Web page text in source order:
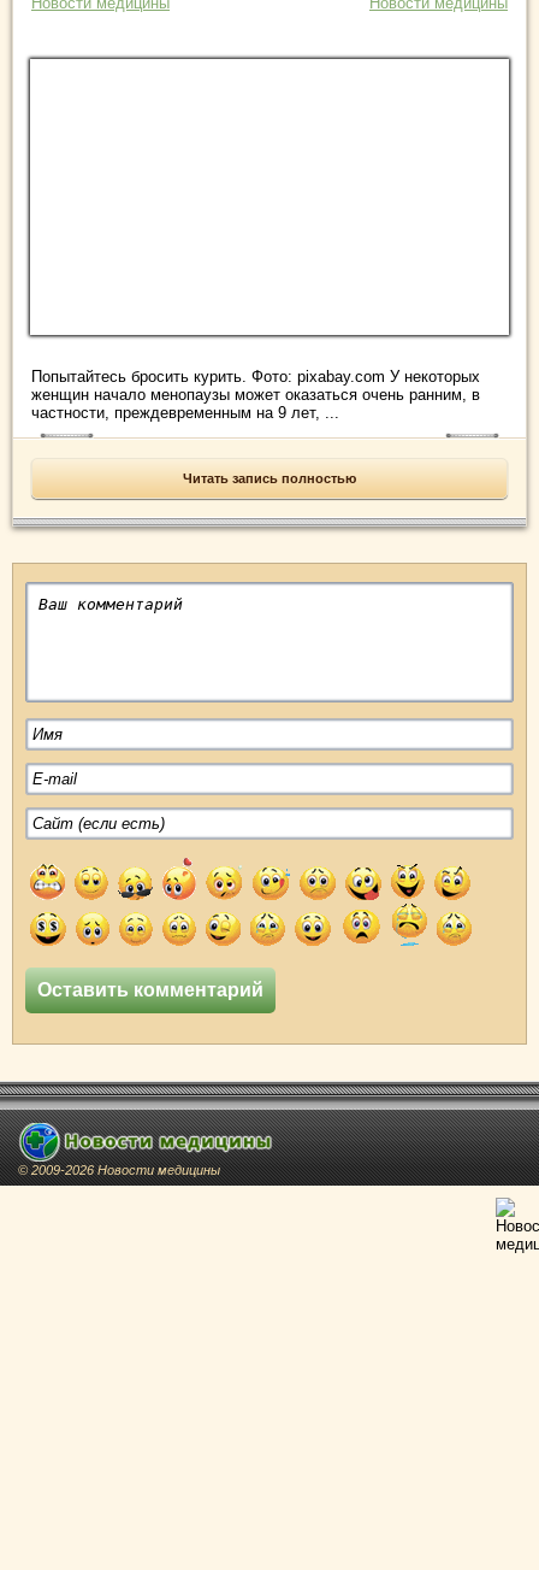
Попытайтесь бросить курить. Фото: pixabay.com У некоторых
женщин начало менопаузы может оказаться очень ранним, в
частности, преждевременным на 9 лет, ...
Читать запись полностью
© 2009-2026 Новости медицины